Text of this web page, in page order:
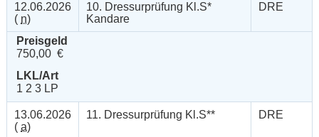
12.06.2026
( n)
10. Dressurprüfung Kl.S*
Kandare
DRE
Preisgeld
750,00 €
LKL/Art
1 2 3 LP
13.06.2026
( a)
11. Dressurprüfung Kl.S** DRE